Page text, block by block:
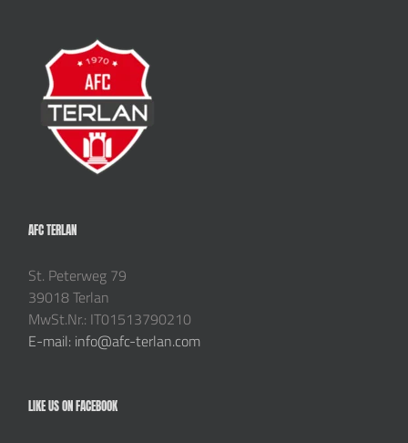
AFC TERLAN
St. Peterweg 79
39018 Terlan
MwSt.Nr.: IT01513790210
E-mail: info@afc-terlan.com
LIKE US ON FACEBOOK